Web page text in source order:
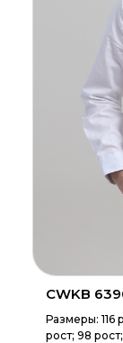
CWKB
Размеры: 116
рост; 98 рост;